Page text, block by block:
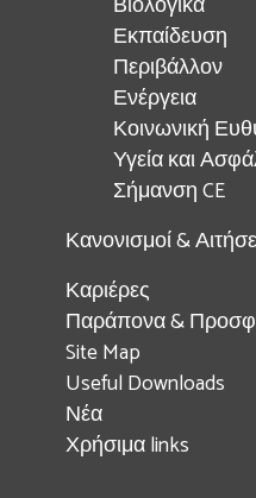
Εκπαίδευση
Περιβάλλον
Ενέργεια
Κοινωνική
Υγεία και
Σήμανση CE
Κανονισμοί &
Καριέρες
Παράπονα &
Site Map
Useful Downloads
Νέα
Χρήσιμα links